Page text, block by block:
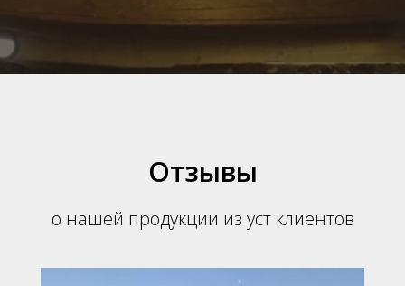
Отзывы
о нашей продукции из уст клиентов